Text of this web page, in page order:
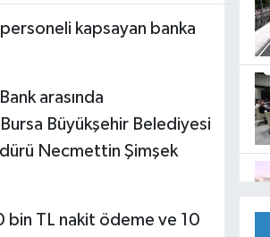
kapsayan banka
arasında
Büyükşehir Belediyesi
Necmettin Şimşek
bin TL nakit ödeme ve 10